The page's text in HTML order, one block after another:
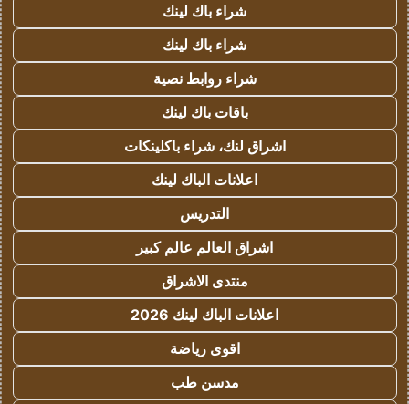
شراء باك لينك
شراء باك لينك
شراء روابط نصية
باقات باك لينك
اشراق لنك، شراء باكلينكات
اعلانات الباك لينك
التدريس
اشراق العالم عالم كبير
منتدى الاشراق
اعلانات الباك لينك 2026
اقوى رياضة
مدسن طب